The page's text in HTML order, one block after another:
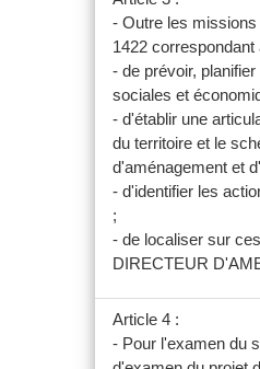
- Outre les missions
1422
- de prévoir,
sociales et
- d'établir une
du territoire et le
d'aménagement et
- d'identifier les
;
- de localiser sur
DIRECTEUR
Article 4 :
- Pour l'examen du